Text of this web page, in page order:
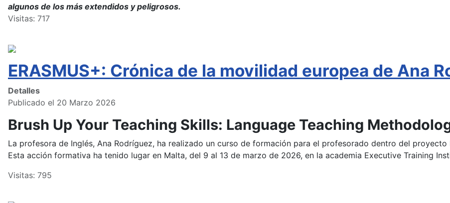
algunos de los más extendidos y peligrosos.
Visitas: 717
ERASMUS+: Crónica de la movilidad europea de Ana
Detalles
Publicado el 20 Marzo 2026
Brush Up Your Teaching Skills: Language Teaching
La profesora de Inglés, Ana Rodríguez, ha realizado un curso de formación para el profesorado dentro del proyecto
Esta acción formativa ha tenido lugar en Malta, del 9 al 13 de marzo de 2026, en la academia Executive Training
Visitas: 795